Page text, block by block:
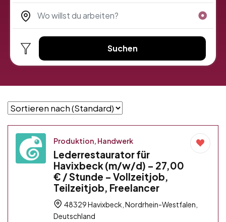
Suchen
Produktion, Handwerk
Lederrestaurator für
Havixbeck (m/w/d) – 27,00
€ / Stunde – Vollzeitjob,
Teilzeitjob, Freelancer
48329 Havixbeck, Nordrhein-Westfalen,
Deutschland